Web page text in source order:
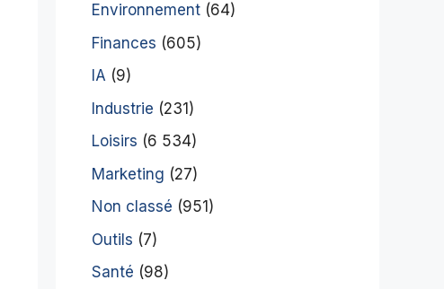
Environnement (64)
Finances (605)
IA (9)
Industrie (231)
Loisirs (6 534)
Marketing (27)
Non classé (951)
Outils (7)
Santé (98)